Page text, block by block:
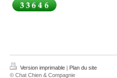
Version imprimable | Plan du site
© Chat Chien & Compagnie